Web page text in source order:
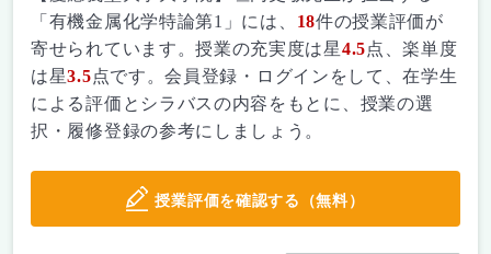
「有機金属化学特論第1」には、 18件の授業評価が
寄せられています。授業の充実度は星4.5点、楽単度
は星3.5点です。会員登録・ログインをして、在学生
による評価とシラバスの内容をもとに、授業の選
択・履修登録の参考にしましょう。
授業評価を確認する（無料）